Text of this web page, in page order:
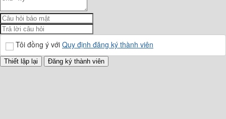
Tôi đồng ý với Quy định đăng ký thành viên